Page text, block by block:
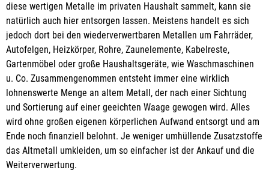
diese wertigen Metalle im privaten Haushalt sammelt, kann sie
natürlich auch hier entsorgen lassen. Meistens handelt es sich
jedoch dort bei den wiederverwertbaren Metallen um Fahrräder,
Autofelgen, Heizkörper, Rohre, Zaunelemente, Kabelreste,
Gartenmöbel oder große Haushaltsgeräte, wie Waschmaschinen
u. Co. Zusammengenommen entsteht immer eine wirklich
lohnenswerte Menge an altem Metall, der nach einer Sichtung
und Sortierung auf einer geeichten Waage gewogen wird. Alles
wird ohne großen eigenen körperlichen Aufwand entsorgt und am
Ende noch finanziell belohnt. Je weniger umhüllende Zusatzstoffe
das Altmetall umkleiden, um so einfacher ist der Ankauf und die
Weiterverwertung.